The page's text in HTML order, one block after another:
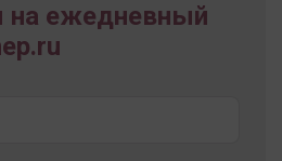
на ежедневный